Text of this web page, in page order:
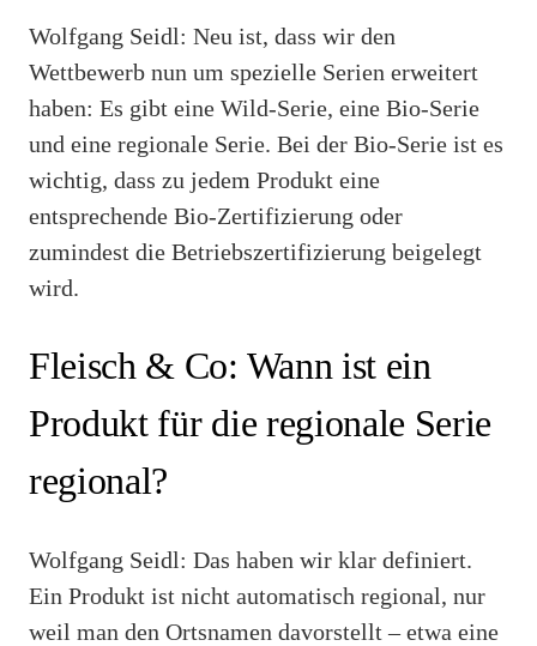
Wolfgang Seidl: Neu ist, dass wir den
Wettbewerb nun um spezielle Serien erweitert
haben: Es gibt eine Wild-Serie, eine Bio-Serie
und eine regionale Serie. Bei der Bio-Serie ist es
wichtig, dass zu jedem Produkt eine
entsprechende Bio-Zertifizierung oder
zumindest die Betriebszertifizierung beigelegt
wird.
Fleisch & Co: Wann ist ein
Produkt für die regionale Serie
regional?
Wolfgang Seidl: Das haben wir klar definiert.
Ein Produkt ist nicht automatisch regional, nur
weil man den Ortsnamen davorstellt – etwa eine